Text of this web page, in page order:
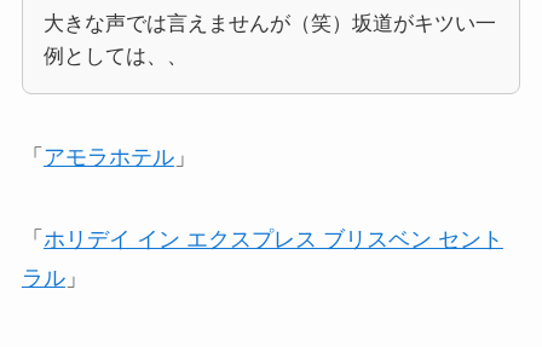
大きな声では言えませんが（笑）坂道がキツい一
例としては、、
「 アモラホテル」
「 ホリデイ イン エクスプレス ブリスベン セント
ラル」